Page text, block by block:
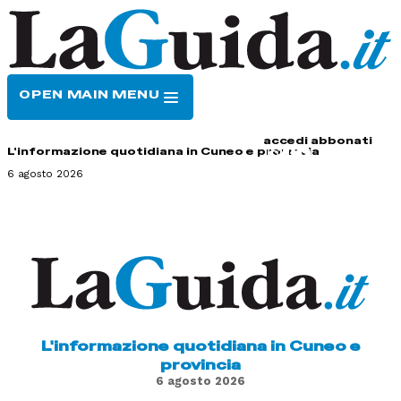
OPEN MAIN MENU
accedi abbonati
L'informazione quotidiana in Cuneo e provincia
6 agosto 2026
L'informazione quotidiana in Cuneo e
provincia
6 agosto 2026